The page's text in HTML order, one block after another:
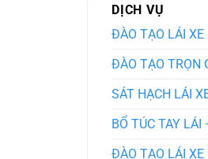
DỊCH VỤ
ĐÀO TẠO LÁI
ĐÀO TẠO TRỌN
SÁT HẠCH LÁI
BỔ TÚC TAY LÁI
ĐÀO TẠO LÁI XE